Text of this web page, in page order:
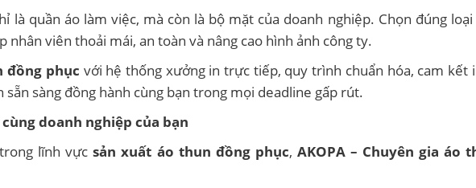
là quần áo làm việc, mà còn là bộ mặt của doanh nghiệp. Chọn đúng
nhân viên thoải mái, an toàn và nâng cao hình ảnh công ty.
đồng phục với hệ thống xưởng in trực tiếp, quy trình chuẩn hóa, cam kết
sẵn sàng đồng hành cùng bạn trong mọi deadline gấp rút.
doanh nghiệp của bạn
lĩnh vựcsản xuất áo thun đồng phục, AKOPA – Chuyên gia áo